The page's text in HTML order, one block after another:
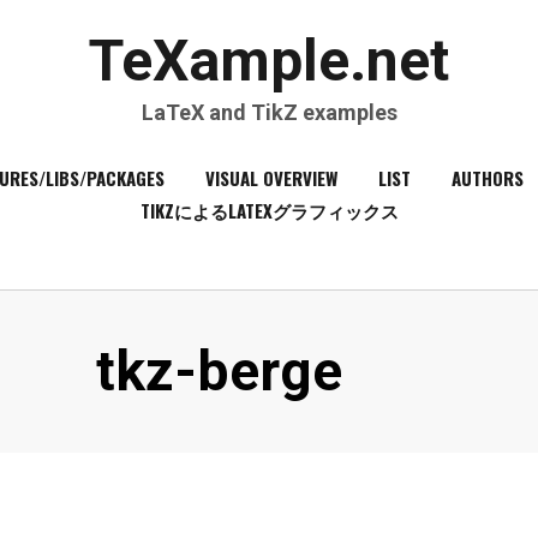
TeXample.net
LaTeX and TikZ examples
LIBS/PACKAGES VISUAL OVERVIEW LIST
AUTHORS
TIKZによるLATEXグラフィックス
Tag
:
tkz-berge